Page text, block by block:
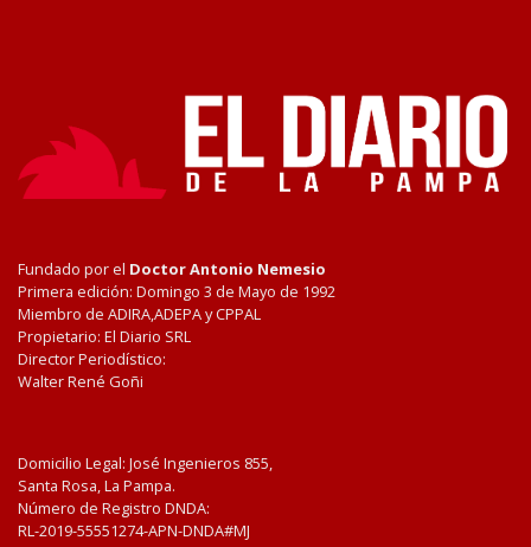
Fundado por el Doctor Antonio Nemesio
Primera edición: Domingo 3 de Mayo de 1992
Miembro de ADIRA,ADEPA y CPPAL
Propietario: El Diario SRL
Director Periodístico:
Walter René Goñi
Domicilio Legal: José Ingenieros 855,
Santa Rosa, La Pampa.
Número de Registro DNDA:
RL-2019-55551274-APN-DNDA#MJ